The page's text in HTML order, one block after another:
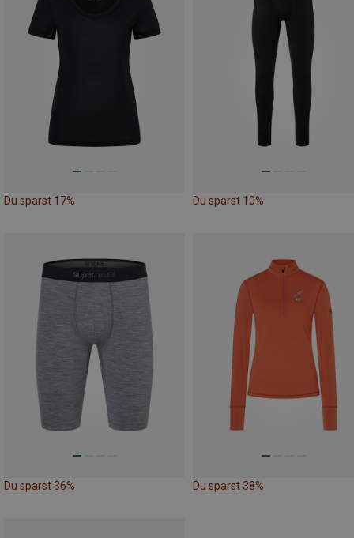
Du sparst 17% Du sparst 10%
Du sparst 36% Du sparst 38%